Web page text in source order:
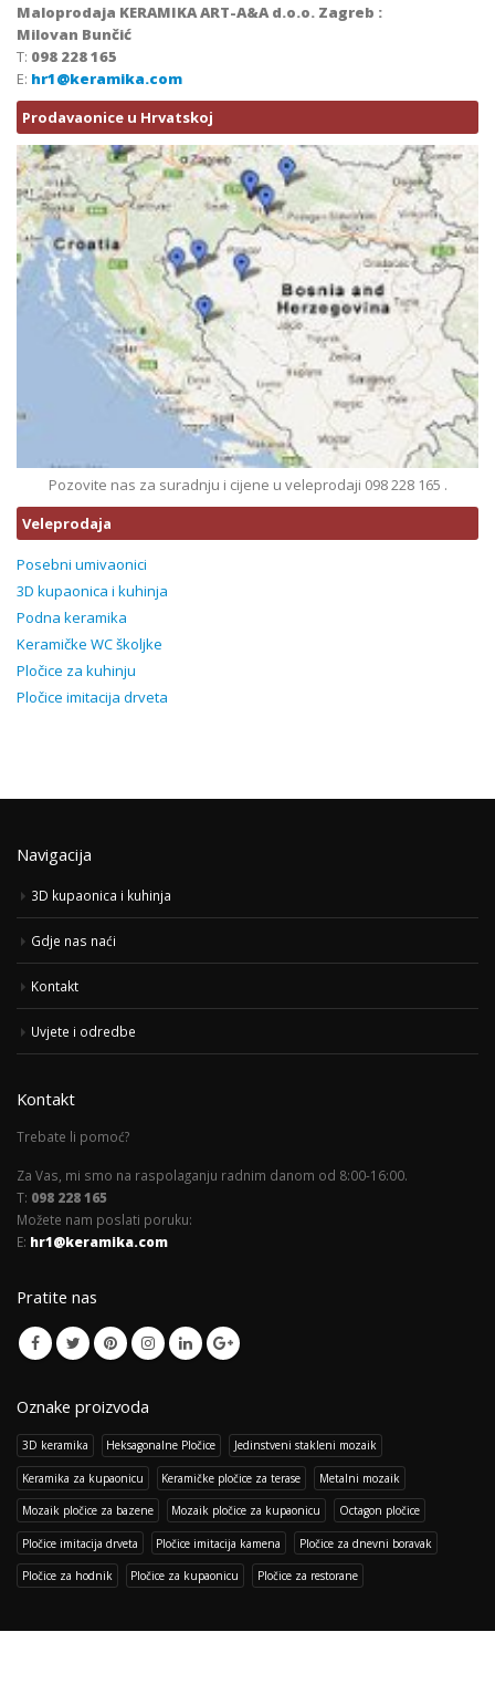
Maloprodaja KERAMIKA ART-A&A d.o.o. Zagreb :
Milovan Bunčić
T: 098 228 165
E: hr1@keramika.com
Prodavaonice u Hrvatskoj
Pozovite nas za suradnju i cijene u veleprodaji 098 228 165 .
Veleprodaja
Posebni umivaonici
3D kupaonica i kuhinja
Podna keramika
Keramičke WC školjke
Pločice za kuhinju
Pločice imitacija drveta
Navigacija
3D kupaonica i kuhinja
Gdje nas naći
Kontakt
Uvjete i odredbe
Kontakt
Trebate li pomoć?
Za Vas, mi smo na raspolaganju radnim danom od 8:00-16:00.
T: 098 228 165
Možete nam poslati poruku:
E: hr1@keramika.com
Pratite nas
Oznake proizvoda
3D keramika Heksagonalne Pločice Jedinstveni stakleni mozaik
Keramika za kupaonicu Keramičke pločice za terase Metalni mozaik
Mozaik pločice za bazene Mozaik pločice za kupaonicu Octagon pločice
Pločice imitacija drveta Pločice imitacija kamena Pločice za dnevni boravak
Pločice za hodnik Pločice za kupaonicu Pločice za restorane